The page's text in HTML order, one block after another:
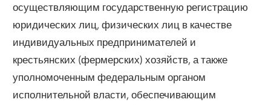
осуществляющим государственную регистрацию
юридических лиц, физических лиц в качестве
индивидуальных предпринимателей и
крестьянских (фермерских) хозяйств, а также
уполномоченным федеральным органом
исполнительной власти, обеспечивающим